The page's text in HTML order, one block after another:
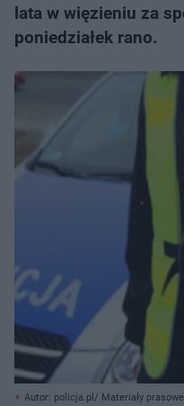
lata w więzieniu za
poniedziałek rano.
Autor: policja.pl/ Materiały prasowe